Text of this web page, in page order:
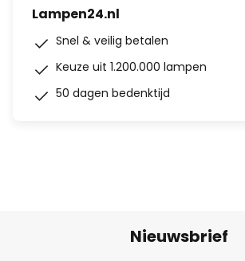
Lampen24.nl
Snel & veilig betalen
Keuze uit 1.200.000 lampen
50 dagen bedenktijd
Nieuwsbrief